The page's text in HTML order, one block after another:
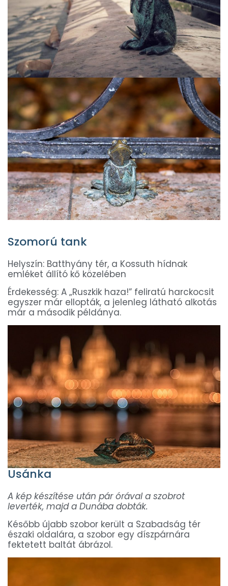
Szomorú tank
Helyszín: Batthyány tér, a Kossuth hídnak
emléket állító kő közelében
Érdekesség: A „Ruszkik haza!” feliratú harckocsit
egyszer már ellopták, a jelenleg látható alkotás
már a második példánya.
Usánka
A kép készítése után pár órával a szobrot
leverték, majd a Dunába dobták.
Később újabb szobor került a Szabadság tér
északi oldalára, a szobor egy díszpárnára
fektetett baltát ábrázol.